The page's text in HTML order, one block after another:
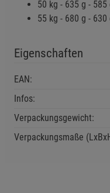
50 kg - 635 g - 585
55 kg - 680 g - 630
Eigenschaften
EAN:
Infos:
Verpackungsgewicht:
Verpackungsmaße